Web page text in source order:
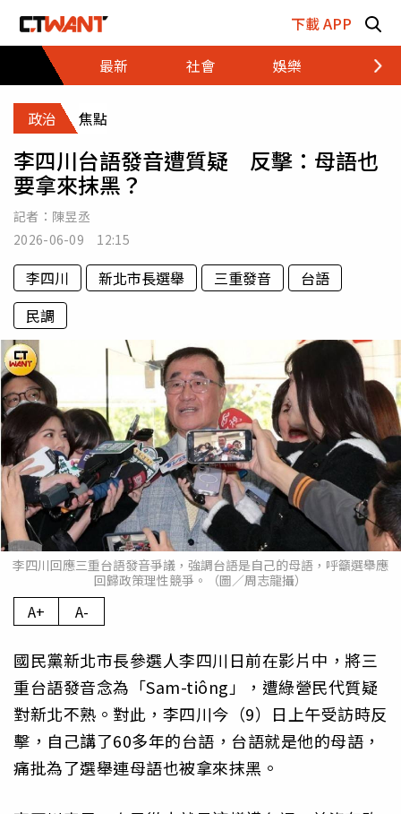
下載 APP
最新
社會 娛樂 財經
政治 焦點
李四川台語發音遭質疑 反擊：母語也
要拿來抹黑？
記者： 陳昱丞
2026-06-09 12:15
李四川 新北市長選舉 三重發音
台語
民調
李四川回應三重台語發音爭議，強調台語是自己的母語，呼籲選舉應
回歸政策理性競爭。（圖／周志龍攝）
A+ A-
國民黨新北市長參選人李四川日前在影片中，將三
重台語發音念為「Sam-tiông」，遭綠營民代質疑
對新北不熟。對此，李四川今（9）日上午受訪時反
擊，自己講了60多年的台語，台語就是他的母語，
痛批為了選舉連母語也被拿來抹黑。